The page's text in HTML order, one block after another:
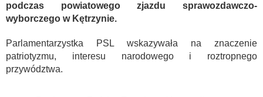
podczas powiatowego zjazdu sprawozdawczo-
wyborczego w Kętrzynie.
Parlamentarzystka PSL wskazywała na znaczenie
patriotyzmu, interesu narodowego i roztropnego
przywództwa.